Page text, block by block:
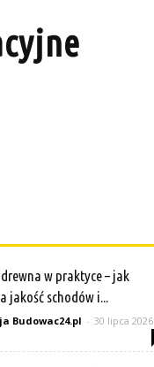
w praktyce – jak
jakość schodów i...
Budowac24.pl - 30 lipca 2026